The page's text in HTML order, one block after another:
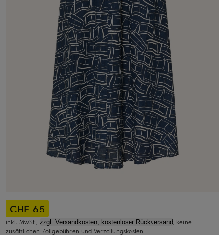
CHF 65
inkl. MwSt., zzgl. Versandkosten, kostenloser Rückversand, keine
zusätzlichen Zollgebühren und Verzollungskosten